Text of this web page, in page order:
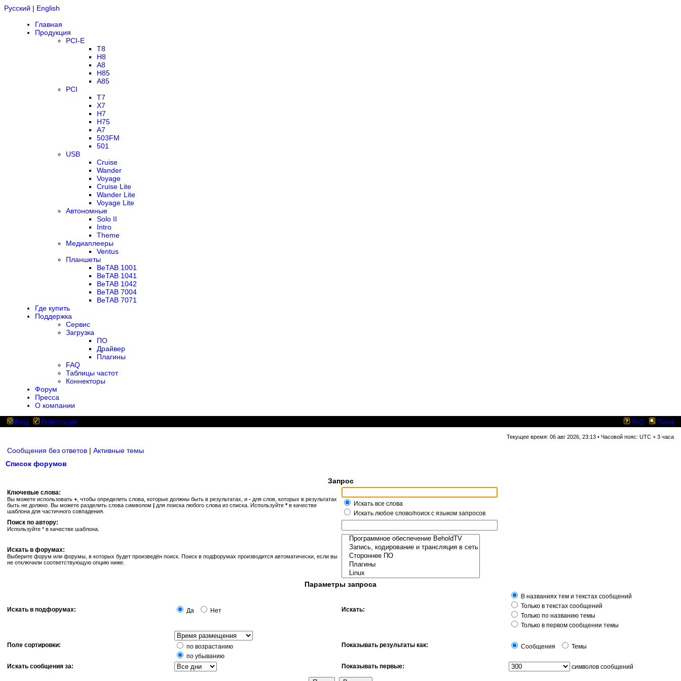
Русский | English
Главная
Продукция
PCI-E
T8
H8
A8
H85
A85
PCI
T7
X7
H7
H75
A7
503FM
501
USB
Cruise
Wander
Voyage
Cruise Lite
Wander Lite
Voyage Lite
Автономные
Solo II
Intro
Theme
Медиаплееры
Ventus
Планшеты
BeTAB 1001
BeTAB 1041
BeTAB 1042
BeTAB 7004
BeTAB 7071
Где купить
Поддержка
Сервис
Загрузка
ПО
Драйвер
Плагины
FAQ
Таблицы частот
Коннекторы
Форум
Пресса
О компании
Вход Регистрация FAQ Поиск
Текущее время: 06 авг 2026, 23:13 • Часовой пояс: UTC + 3 часа
Сообщения без ответов | Активные темы
Список форумов
Запрос
Ключевые слова:
Вы можете использовать + , чтобы определить слова, которые должны быть в результатах, и - для слов, которых в результатах
быть не должно. Вы можете разделить слова символом | для поиска любого слова из списка. Используйте *в качестве
шаблона для частичного совпадения.
Искать все слова
Искать любое слово/поиск с языком запросов
Поиск по автору:
Используйте * в качестве шаблона.
Искать в форумах:
Выберите форум или форумы, в которых будет произведён поиск. Поиск в подфорумах производится автоматически, если вы
не отключили соответствующую опцию ниже.
Параметры запроса
Искать в подфорумах: Да Нет Искать:
В названиях тем и текстах сообщений
Только в текстах сообщений
Только по названию темы
Только в первом сообщении темы
Поле сортировки:
по возрастанию
по убыванию
Показывать результаты как: Сообщения Темы
Искать сообщения за: Показывать первые: символов сообщений